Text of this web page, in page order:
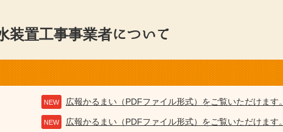
装置工事事業者について
NEW 広報かるまい（PDFファイル形式）をご覧いただけます。
NEW 広報かるまい（PDFファイル形式）をご覧いただけます。